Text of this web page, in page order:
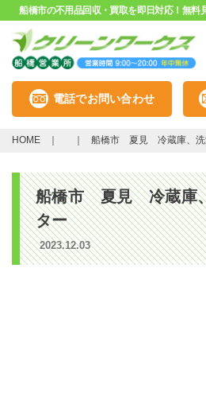
船橋市の不用品回収・買取を即日対応！無料
電話でお問い合わせ
HOME 船橋市 夏見 冷蔵庫、洗
船橋市 夏見 冷蔵庫
ター
2023.12.03